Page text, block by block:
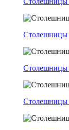
Столешницы